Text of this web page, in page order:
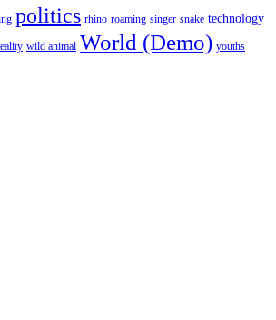
politics rhino roaming singer snake technology
wild animal World (Demo) youths